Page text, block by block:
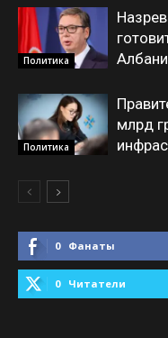
Политика
Политика
млрд
0 Фанаты
0 Читатели